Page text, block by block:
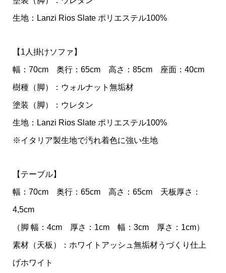
生地：Lanzi Rios Slate ポリエステル100%
【1人掛けソファ】
幅：70cm 奥行：65cm 高さ：85cm 座面：40cm
樹種（脚）：ウォルナット無垢材
塗装（脚）：ウレタン
生地：Lanzi Rios Slate ポリエステル100%
※イタリア製生地で汚れ着色に強い生地
【テーブル】
幅：70cm 奥行：65cm 高さ：65cm 天板厚さ：
4,5cm
（脚 幅：4cm 厚さ：1cm 幅：3cm 厚さ：1cm）
素材（天板）：ホワイトアッシュ無垢材うづくり仕上
げホワイト